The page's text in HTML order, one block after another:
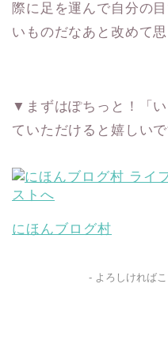
際に足を運んで自分の
いものだなあと改めて
▼まずはぽちっと！「
ていただけると嬉しいで
にほんブログ村
- よろしければ